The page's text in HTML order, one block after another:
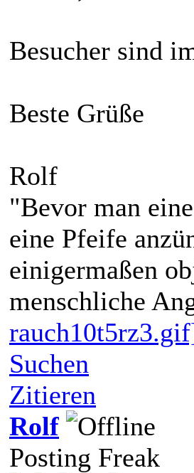
Besucher sind
Beste Grüße
Rolf
"Bevor man
eine Pfeife
einigermaßen
menschliche
Suchen
Zitieren
Rolf
Posting Freak